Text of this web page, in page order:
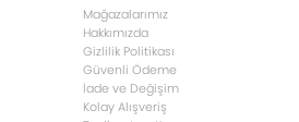
Mağazalarımız
Hakkımızda
Gizlilik Politikası
Güvenli Ödeme
İade ve Değişim
Kolay Alışveriş